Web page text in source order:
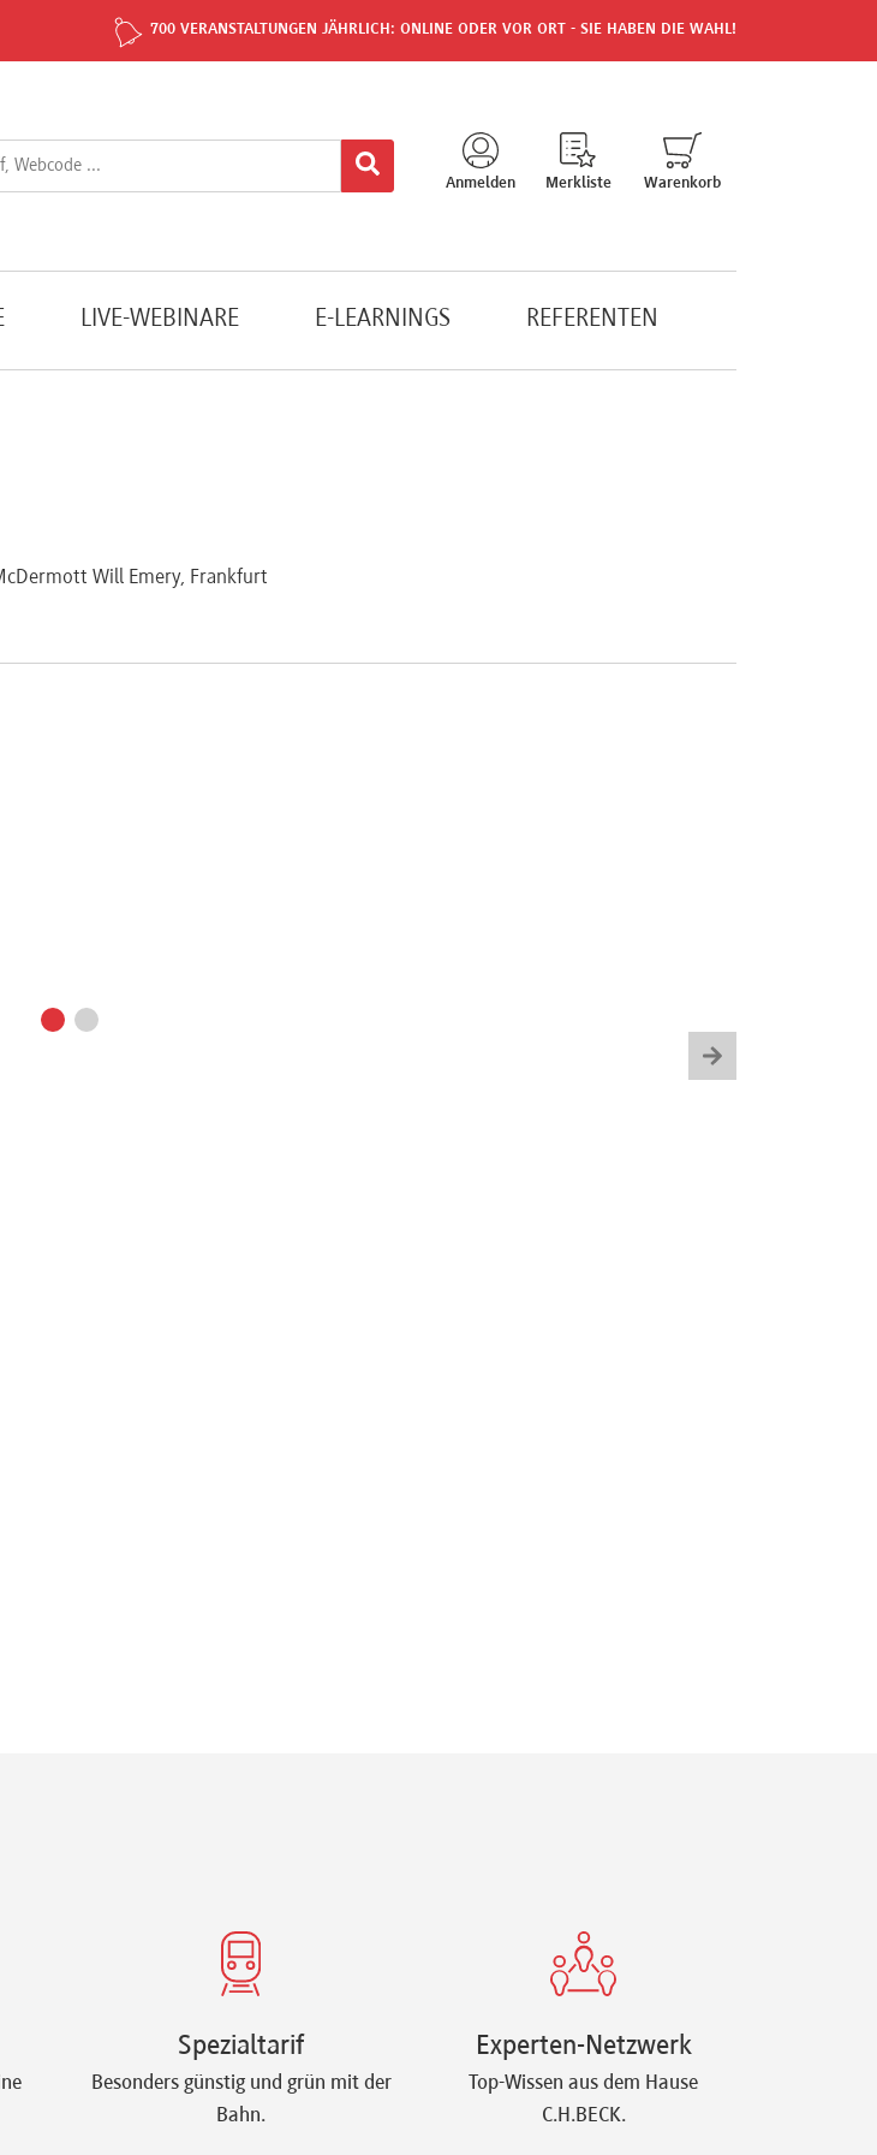
700 VERANSTALTUNGEN JÄHRLICH: ONLINE ODER VOR ORT - SIE HABEN DIE WAHL!
Anmelden Merkliste Warenkorb
LIVE-WEBINARE E-LEARNINGS REFERENTEN
Will Emery, Frankfurt
Spezialtarif
Besonders günstig und grün mit der
Bahn.
Experten-Netzwerk
Top-Wissen aus dem Hause
C.H.BECK.